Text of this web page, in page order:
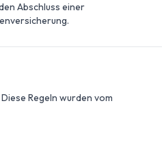
Abschluss einer
Regeln wurden vom